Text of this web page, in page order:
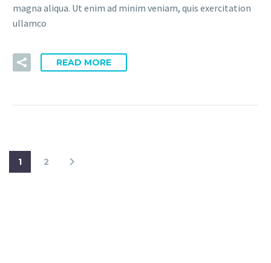
magna aliqua. Ut enim ad minim veniam, quis exercitation
ullamco
READ MORE
1 2